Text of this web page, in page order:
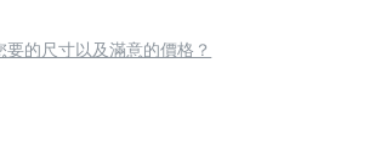
要的尺寸以及滿意的價格？